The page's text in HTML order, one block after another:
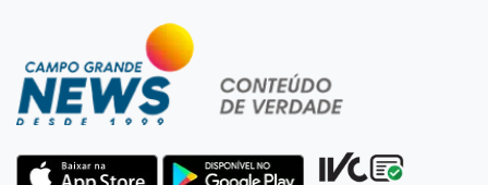
Veículos
Rodamos 1.000 km com o Basalt; veja onde
ele mais surpreendeu
Morre aos 58 anos Luis Pedro Scalise,